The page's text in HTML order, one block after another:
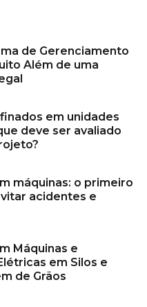
de Gerenciamento
Além de uma
em unidades
deve ser avaliado
máquinas: o primeiro
acidentes e
Máquinas e
em Silos e
de Grãos